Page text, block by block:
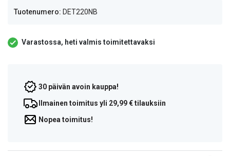
Tuotenumero: DET220NB
Varastossa, heti valmis toimitettavaksi
30 päivän avoin kauppa!
Ilmainen toimitus yli 29,99 € tilauksiin
Nopea toimitus!